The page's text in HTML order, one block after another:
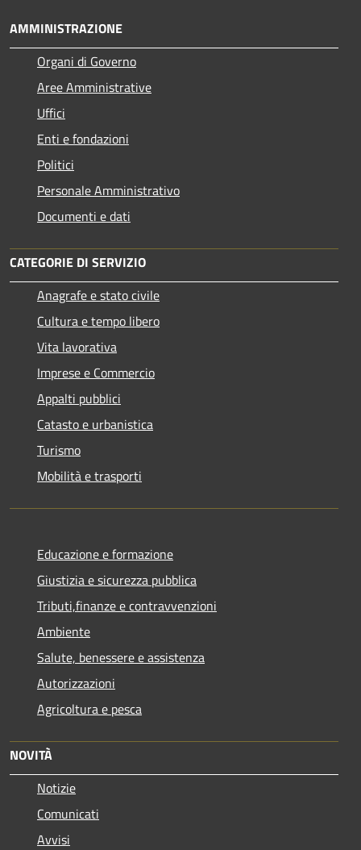
AMMINISTRAZIONE
Organi di Governo
Aree Amministrative
Uffici
Enti e fondazioni
Politici
Personale Amministrativo
Documenti e dati
CATEGORIE DI SERVIZIO
Anagrafe e stato civile
Cultura e tempo libero
Vita lavorativa
Imprese e Commercio
Appalti pubblici
Catasto e urbanistica
Turismo
Mobilità e trasporti
Educazione e formazione
Giustizia e sicurezza pubblica
Tributi,finanze e contravvenzioni
Ambiente
Salute, benessere e assistenza
Autorizzazioni
Agricoltura e pesca
NOVITÀ
Notizie
Comunicati
Avvisi